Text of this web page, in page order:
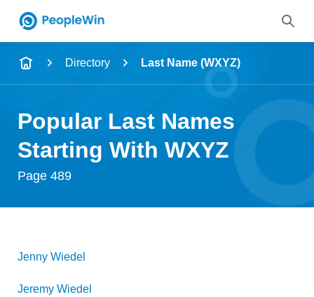
Name
City & State
Directory Last Name (WXYZ)
Popular Last Names
Starting With WXYZ
Page 489
Jenny Wiedel
Jeremy Wiedel